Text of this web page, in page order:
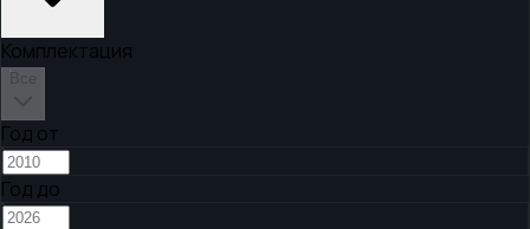
Комплектация
Все
Год от
Год до